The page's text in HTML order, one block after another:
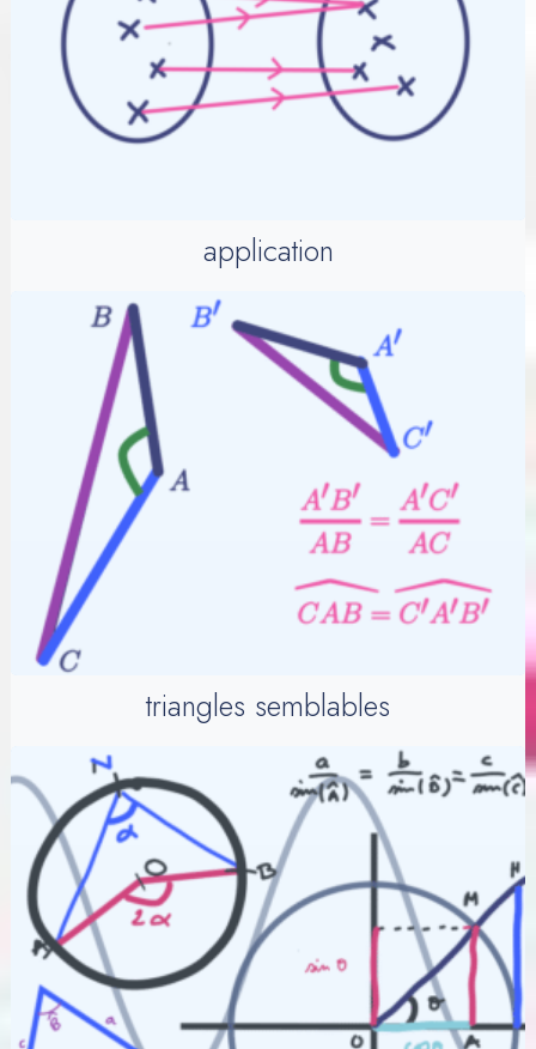
application
triangles semblables